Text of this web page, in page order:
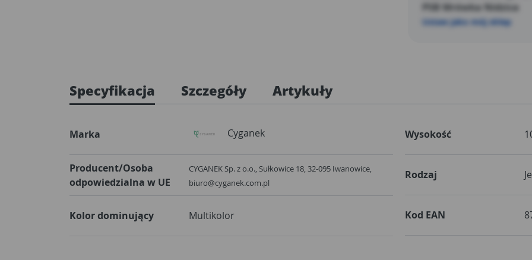
PSB Mrówka Nidzica
Ustaw jako mój sklep
Specyfikacja Szczegóły Artykuły
Marka Cyganek
Producent/Osoba
odpowiedzialna w UE
CYGANEK Sp. z o.o., Sułkowice 18, 32-095 Iwanowice,
biuro@cyganek.com.pl
Kolor dominujący Multikolor
Wysokość
Rodzaj
Kod EAN